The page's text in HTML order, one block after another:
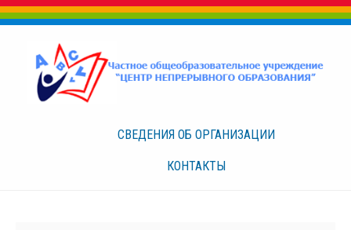
СВЕДЕНИЯ ОБ ОРГАНИЗАЦИИ
КОНТАКТЫ